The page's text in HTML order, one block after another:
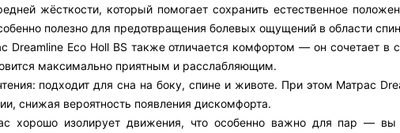
жёсткости, который помогает сохранить естественное
полезно для предотвращения болевых ощущений в области
Dreamline Eco Holl BS также отличается комфортом — он сочетает в
максимально приятным и расслабляющим.
подходит для сна на боку, спине и животе. При этом Матрас
снижая вероятность появления дискомфорта.
хорошо изолирует движения, что особенно важно для пар — вы